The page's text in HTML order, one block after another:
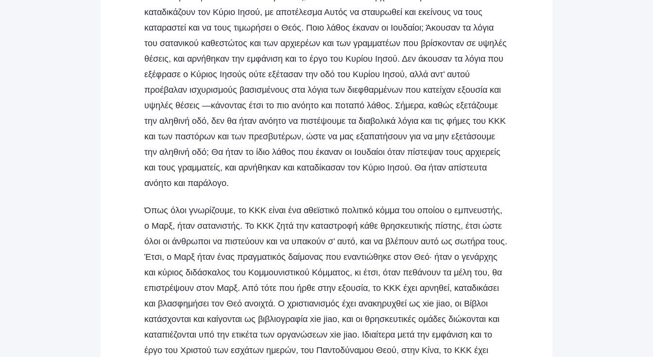
καταδικάζουν τον Κύριο Ιησού, με αποτέλεσμα Αυτός να σταυρωθεί και εκείνους να τους
καταραστεί και να τους τιμωρήσει ο Θεός. Ποιο λάθος έκαναν οι Ιουδαίοι; Άκουσαν τα λόγια
του σατανικού καθεστώτος και των αρχιερέων και των γραμματέων που βρίσκονταν σε υψηλές
θέσεις, και αρνήθηκαν την εμφάνιση και το έργο του Κυρίου Ιησού. Δεν άκουσαν τα λόγια που
εξέφρασε ο Κύριος Ιησούς ούτε εξέτασαν την οδό του Κυρίου Ιησού, αλλά αντ’ αυτού
προέβαλαν ισχυρισμούς βασισμένους στα λόγια των διεφθαρμένων που κατείχαν εξουσία και
υψηλές θέσεις —κάνοντας έτσι το πιο ανόητο και ποταπό λάθος. Σήμερα, καθώς εξετάζουμε
την αληθινή οδό, δεν θα ήταν ανόητο να πιστέψουμε τα διαβολικά λόγια και τις φήμες του ΚΚΚ
και των παστόρων και των πρεσβυτέρων, ώστε να μας εξαπατήσουν για να μην εξετάσουμε
την αληθινή οδό; Θα ήταν το ίδιο λάθος που έκαναν οι Ιουδαίοι όταν πίστεψαν τους αρχιερείς
και τους γραμματείς, και αρνήθηκαν και καταδίκασαν τον Κύριο Ιησού. Θα ήταν απίστευτα
ανόητο και παράλογο.
Όπως όλοι γνωρίζουμε, το ΚΚΚ είναι ένα αθεϊστικό πολιτικό κόμμα του οποίου ο εμπνευστής,
ο Μαρξ, ήταν σατανιστής. Το ΚΚΚ ζητά την καταστροφή κάθε θρησκευτικής πίστης, έτσι ώστε
όλοι οι άνθρωποι να πιστεύουν και να υπακούν σ’ αυτό, και να βλέπουν αυτό ως σωτήρα τους.
Έτσι, ο Μαρξ ήταν ένας πραγματικός δαίμονας που εναντιώθηκε στον Θεό· ήταν ο γενάρχης
και κύριος διδάσκαλος του Κομμουνιστικού Κόμματος, κι έτσι, όταν πεθάνουν τα μέλη του, θα
επιστρέψουν στον Μαρξ. Από τότε που ήρθε στην εξουσία, το ΚΚΚ έχει αρνηθεί, καταδικάσει
και βλασφημήσει τον Θεό ανοιχτά. Ο χριστιανισμός έχει ανακηρυχθεί ως xie jiao, οι Βίβλοι
κατάσχονται και καίγονται ως βιβλιογραφία xie jiao, και οι θρησκευτικές ομάδες διώκονται και
καταπιέζονται υπό την ετικέτα των οργανώσεων xie jiao. Ιδιαίτερα μετά την εμφάνιση και το
έργο του Χριστού των εσχάτων ημερών, του Παντοδύναμου Θεού, στην Κίνα, το ΚΚΚ έχει